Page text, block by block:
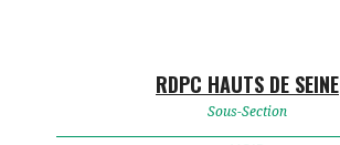
RDPC HAUTS DE SEINE
Sous-Section